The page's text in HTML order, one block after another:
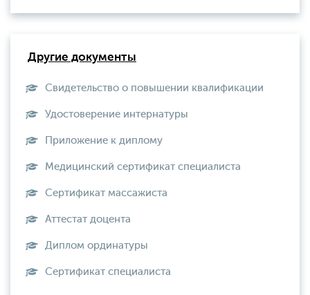
Другие документы
Свидетельство о повышении квалификации
Удостоверение интернатуры
Приложение к диплому
Медицинский сертификат специалиста
Сертификат массажиста
Аттестат доцента
Диплом ординатуры
Сертификат специалиста